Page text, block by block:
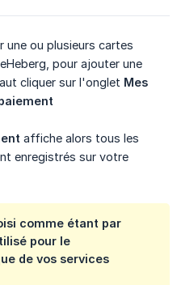
ou plusieurs cartes
pour ajouter une
cliquer sur l'onglet Mes
affiche alors tous les
enregistrés sur votre
comme étant par
pour le
de vos services